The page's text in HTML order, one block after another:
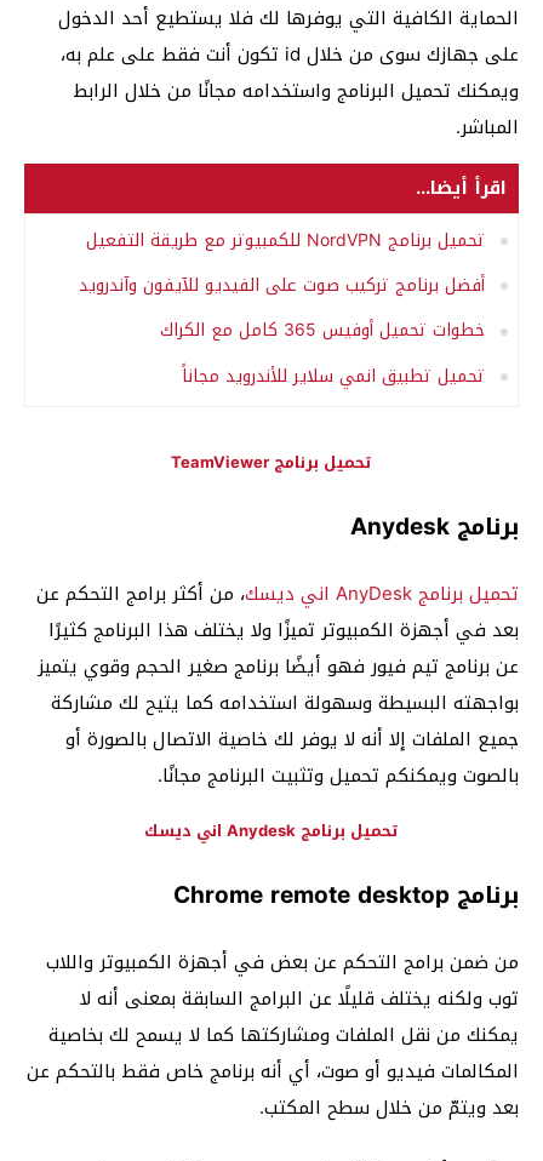
الحماية الكافية التي يوفرها لك فلا يستطيع أحد الدخول
على جهازك سوى من خلال id تكون أنت فقط على علم به،
ويمكنك تحميل البرنامج واستخدامه مجانًا من خلال الرابط
المباشر.
اقرأ أيضا...
تحميل برنامج NordVPN للكمبيوتر مع طريقة التفعيل
أفضل برنامج تركيب صوت على الفيديو للآيفون وآندرويد
خطوات تحميل أوفيس 365 كامل مع الكراك
تحميل تطبيق انمي سلاير للأندرويد مجاناً
تحميل برنامج TeamViewer
برنامج Anydesk
تحميل برنامج AnyDesk اني ديسك
، من أكثر برامج التحكم عن
بعد في أجهزة الكمبيوتر تميزًا ولا يختلف هذا البرنامج كثيرًا
عن برنامج تيم فيور فهو أيضًا برنامج صغير الحجم وقوي يتميز
بواجهته البسيطة وسهولة استخدامه كما يتيح لك مشاركة
جميع الملفات إلا أنه لا يوفر لك خاصية الاتصال بالصورة أو
بالصوت ويمكنكم تحميل وتثبيت البرنامج مجانًا.
تحميل برنامج Anydesk اني ديسك
برنامج Chrome remote desktop
من ضمن برامج التحكم عن بعض في أجهزة الكمبيوتر واللاب
توب ولكنه يختلف قليلًا عن البرامج السابقة بمعنى أنه لا
يمكنك من نقل الملفات ومشاركتها كما لا يسمح لك بخاصية
المكالمات فيديو أو صوت، أي أنه برنامج خاص فقط بالتحكم عن
بعد ويتمّ من خلال سطح المكتب.